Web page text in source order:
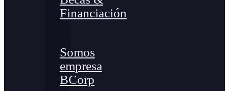
Financiación
Somos
empresa
BCorp